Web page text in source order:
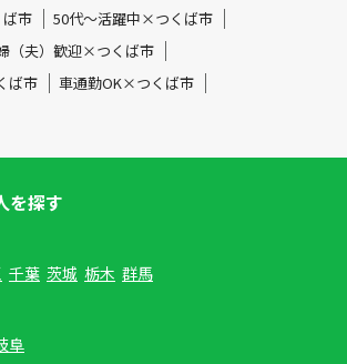
市
50代～活躍中×つくば市
（夫）歓迎×つくば市
ば市
車通勤OK×つくば市
を探す
千葉 茨城 栃木 群馬
阜